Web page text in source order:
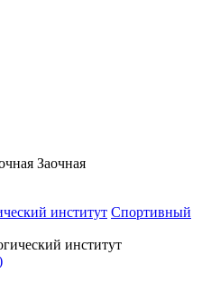
Заочная
институт Спортивный